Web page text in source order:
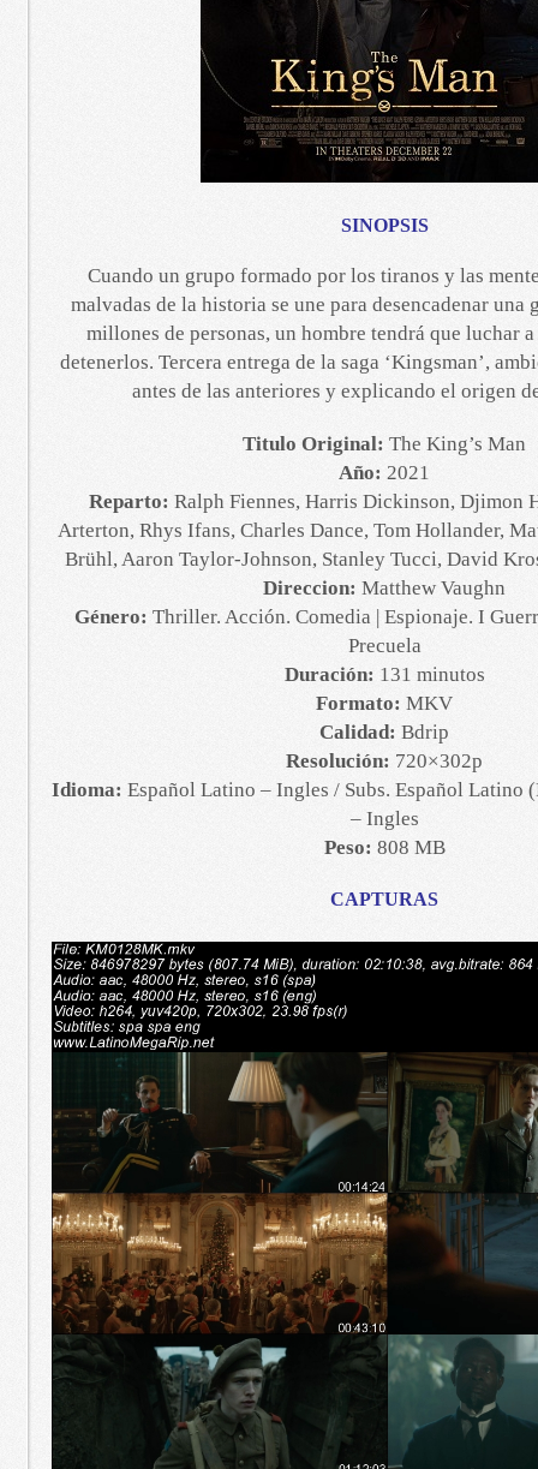
SINOPSIS
Cuando un grupo formado por los tiranos y las
malvadas de la historia se une para desencadenar una
millones de personas, un hombre tendrá que luchar
detenerlos. Tercera entrega de la saga ‘Kingsman’,
antes de las anteriores y explicando el origen
Titulo Original: The King’s Man
Año: 2021
Reparto: Ralph Fiennes, Harris Dickinson, Djimon
Arterton, Rhys Ifans, Charles Dance, Tom Hollander,
Brühl, Aaron Taylor-Johnson, Stanley Tucci, David
Direccion: Matthew Vaughn
Género: Thriller. Acción. Comedia | Espionaje. I
Precuela
Duración: 131 minutos
Formato: MKV
Calidad: Bdrip
Resolución: 720×302p
Idioma: Español Latino – Ingles / Subs. Español Latino
– Ingles
Peso: 808 MB
CAPTURAS